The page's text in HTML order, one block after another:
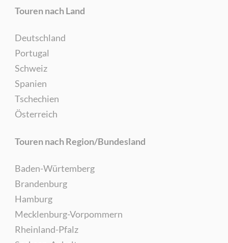
Touren nach Land
Deutschland
Portugal
Schweiz
Spanien
Tschechien
Österreich
Touren nach Region/Bundesland
Baden-Würtemberg
Brandenburg
Hamburg
Mecklenburg-Vorpommern
Rheinland-Pfalz